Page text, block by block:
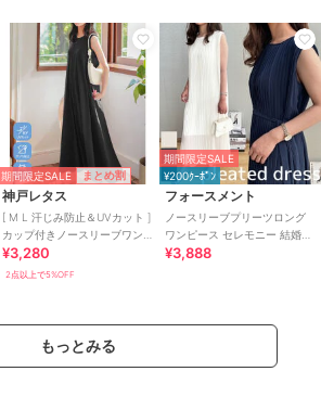
期間限定SALE まとめ割
神戸レタス
[ M L 汗じみ防止＆UVカット ]
カップ付きノースリーブワン
ピース [E3519]
¥3,280
2点以上で5%OFF
期間限定SALE
¥200ｸｰﾎﾟﾝ
フォースメント
ノースリーブプリーツロング
ワンピース セレモニー 結婚式
卒業式 フォーマル 夏
¥3,888
もっとみる